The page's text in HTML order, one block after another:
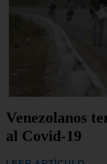
Venezolanos
al Covid-19